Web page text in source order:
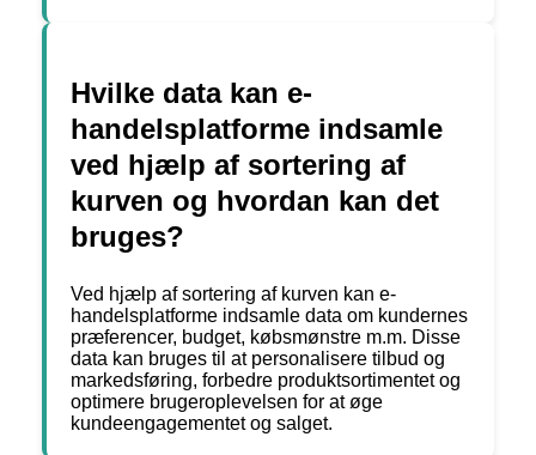
Hvilke data kan e-
handelsplatforme indsamle
ved hjælp af sortering af
kurven og hvordan kan det
bruges?
Ved hjælp af sortering af kurven kan e-
handelsplatforme indsamle data om kundernes
præferencer, budget, købsmønstre m.m. Disse
data kan bruges til at personalisere tilbud og
markedsføring, forbedre produktsortimentet og
optimere brugeroplevelsen for at øge
kundeengagementet og salget.